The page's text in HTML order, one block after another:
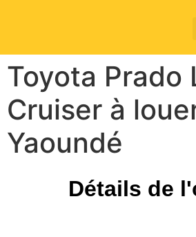
Toyota Prado
Cruiser à
Yaoundé
Détails de